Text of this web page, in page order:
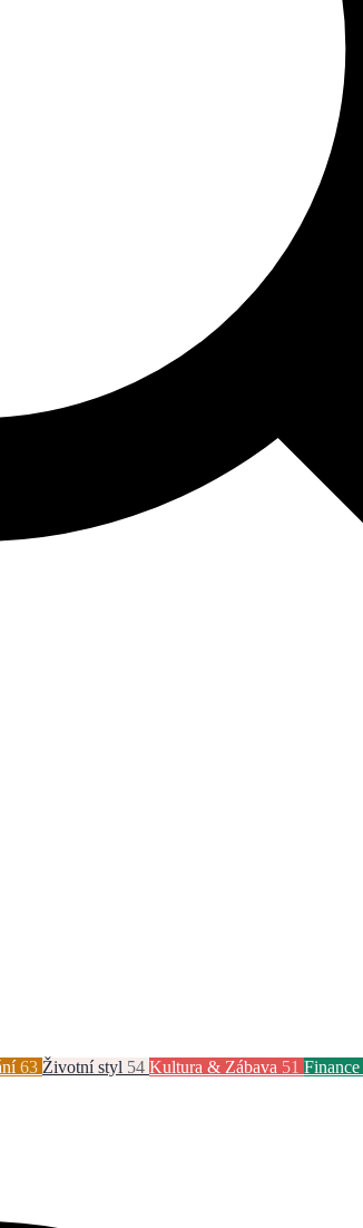
63 Životní styl 54 Kultura & Zábava 51 Finance